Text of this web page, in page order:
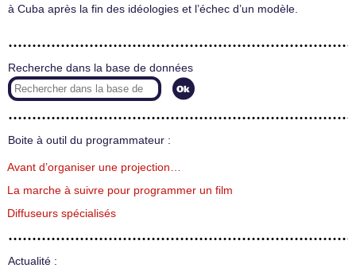
à Cuba après la fin des idéologies et l’échec d’un modèle.
Recherche dans la base de données
Boite à outil du programmateur :
Avant d’organiser une projection…
La marche à suivre pour programmer un film
Diffuseurs spécialisés
Actualité :